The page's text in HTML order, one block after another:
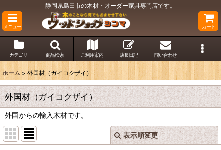
静岡県島田市の木材・オーダー家具専門店です。
メニュー カート
カテゴリ 商品検索 ご利用案内 店長日記 問い合わせ
ホーム > 外国材（ガイコクザイ）
外国材（ガイコクザイ）
外国からの輸入木材です。
表示順変更 閉じる